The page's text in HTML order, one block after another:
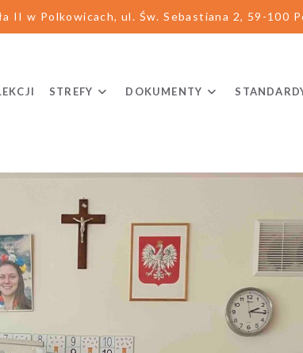
II w Polkowicach, ul. Św. Sebastiana 2, 59-100
STREFY DOKUMENTY